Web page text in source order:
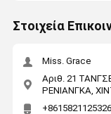
Στοιχεία
Miss. Grace
Αριθ. 21
ΡΕΝΙΑΝΓΚΑ,
+8615821125326